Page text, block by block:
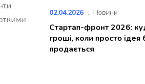
02.04.2026 Новини
Стартап-фронт 2026:
гроші, коли просто ідея
продається